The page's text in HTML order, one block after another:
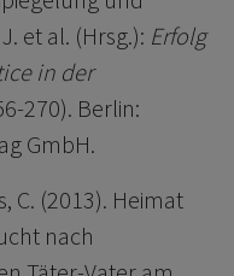
et al. (Hrsg.): Erfolg
in der
270). Berlin:
GmbH.
C. (2013). Heimat
nach